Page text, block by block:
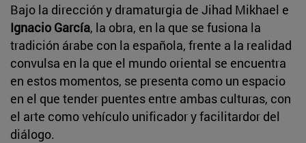
Bajo la dirección y dramaturgia de Jihad Mikhael e
Ignacio García, la obra, en la que se fusiona la
tradición árabe con la española, frente a la realidad
convulsa en la que el mundo oriental se encuentra
en estos momentos, se presenta como un espacio
en el que tender puentes entre ambas culturas, con
el arte como vehículo unificador y facilitardor del
diálogo.